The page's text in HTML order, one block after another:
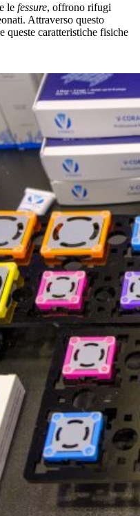
e le fessure, offrono rifugi
Attraverso questo
queste caratteristiche fisiche